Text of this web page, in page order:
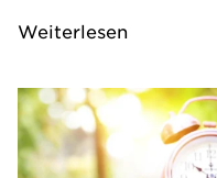
Weiterlesen